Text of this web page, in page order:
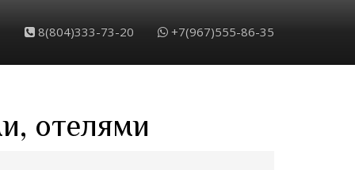
8(804)333-73-20 +7(967)555-86-35
отелями